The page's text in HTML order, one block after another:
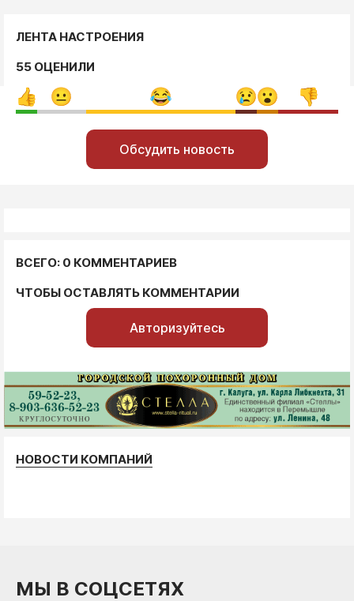
ЛЕНТА НАСТРОЕНИЯ
55 ОЦЕНИЛИ
Обсудить новость
ВСЕГО: 0 КОММЕНТАРИЕВ
ЧТОБЫ ОСТАВЛЯТЬ КОММЕНТАРИИ
Авторизуйтесь
НОВОСТИ КОМПАНИЙ
МЫ В СОЦСЕТЯХ